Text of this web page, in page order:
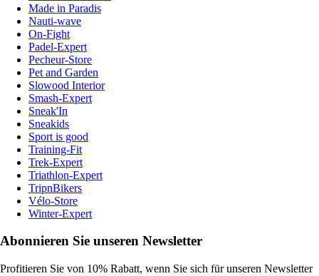
Made in Paradis
Nauti-wave
On-Fight
Padel-Expert
Pecheur-Store
Pet and Garden
Slowood Interior
Smash-Expert
Sneak'In
Sneakids
Sport is good
Training-Fit
Trek-Expert
Triathlon-Expert
TripnBikers
Vélo-Store
Winter-Expert
Abonnieren Sie unseren Newsletter
Profitieren Sie von 10% Rabatt, wenn Sie sich für unseren Newsletter